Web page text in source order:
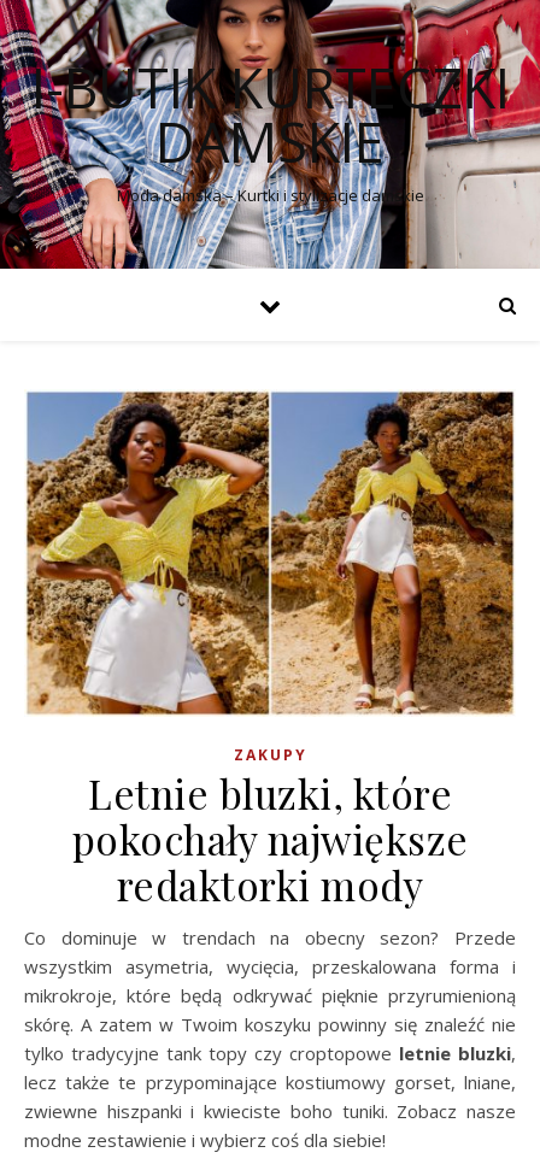
I-BUTIK KURTECZKI
DAMSKIE
Moda damska – Kurtki i stylizacje damskie
ZAKUPY
Letnie bluzki, które
pokochały największe
redaktorki mody
Co dominuje w trendach na obecny sezon? Przede
wszystkim asymetria, wycięcia, przeskalowana forma i
mikrokroje, które będą odkrywać pięknie przyrumienioną
skórę. A zatem w Twoim koszyku powinny się znaleźć nie
tylko tradycyjne tank topy czy croptopowe letnie bluzki,
lecz także te przypominające kostiumowy gorset, lniane,
zwiewne hiszpanki i kwieciste boho tuniki. Zobacz nasze
modne zestawienie i wybierz coś dla siebie!